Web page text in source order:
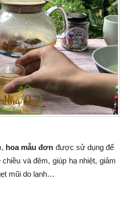
hoa mẫu đơn được sử dụng để
và đêm, giúp hạ nhiệt, giảm
mũi do lạnh…